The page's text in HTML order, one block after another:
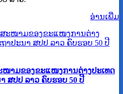
ອ່ານ​ເພີ່ມ
າມຂອງຂະແໜງການຕ່າງປະເທດ
ສປປ ລາວ ຄົບຮອບ 50 ປີ